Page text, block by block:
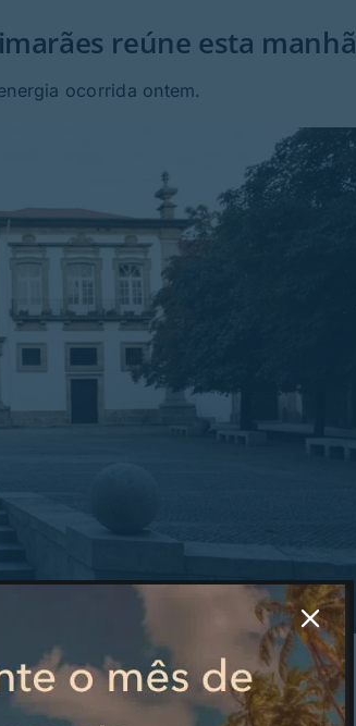
reúne esta manhã
ocorrida ontem.
se que face à situação atual de falta de
Municipal de Guimarães, reuniu a